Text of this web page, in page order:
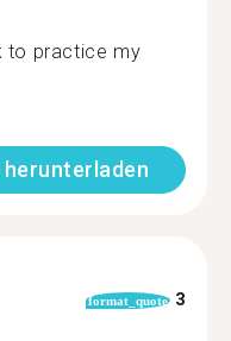
to practice my
herunterladen
format_quote 3